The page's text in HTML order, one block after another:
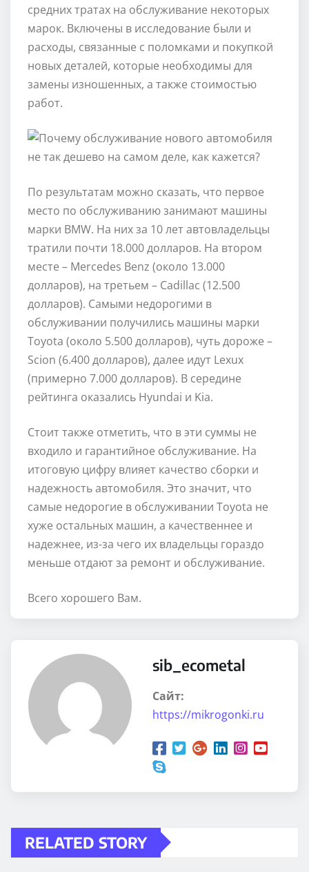
средних тратах на обслуживание некоторых
марок. Включены в исследование были и
расходы, связанные с поломками и покупкой
новых деталей, которые необходимы для
замены изношенных, а также стоимостью
работ.
По результатам можно сказать, что первое
место по обслуживанию занимают машины
марки BMW. На них за 10 лет автовладельцы
тратили почти 18.000 долларов. На втором
месте – Mercedes Benz (около 13.000
долларов), на третьем – Cadillac (12.500
долларов). Самыми недорогими в
обслуживании получились машины марки
Toyota (около 5.500 долларов), чуть дороже –
Scion (6.400 долларов), далее идут Lexux
(примерно 7.000 долларов). В середине
рейтинга оказались Hyundai и Kia.
Стоит также отметить, что в эти суммы не
входило и гарантийное обслуживание. На
итоговую цифру влияет качество сборки и
надежность автомобиля. Это значит, что
самые недорогие в обслуживании Toyota не
хуже остальных машин, а качественнее и
надежнее, из-за чего их владельцы гораздо
меньше отдают за ремонт и обслуживание.
Всего хорошего Вам.
sib_ecometal
Сайт:
https://mikrogonki.ru
RELATED STORY